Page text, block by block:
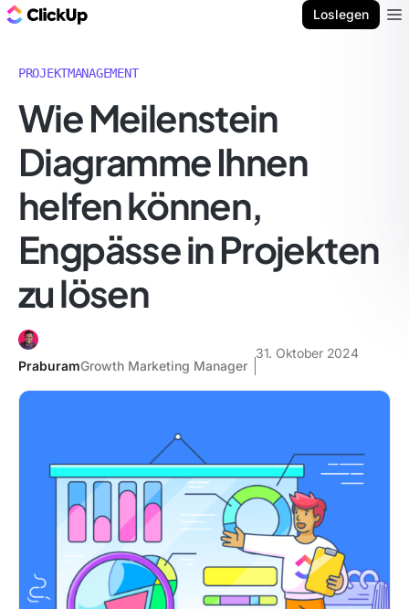
Loslegen
PROJEKTMANAGEMENT
Wie Meilenstein
Diagramme Ihnen
helfen können,
Engpässe in Projekten
zu lösen
PraburamGrowth Marketing Manager
31. Oktober 2024